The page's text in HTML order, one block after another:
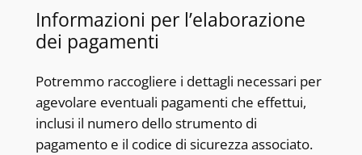
Informazioni per l’elaborazione
dei pagamenti
Potremmo raccogliere i dettagli necessari per
agevolare eventuali pagamenti che effettui,
inclusi il numero dello strumento di
pagamento e il codice di sicurezza associato.